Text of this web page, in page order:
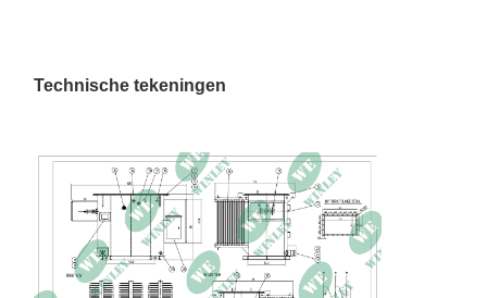
Totaal gewicht 10789 pond
Technische tekeningen